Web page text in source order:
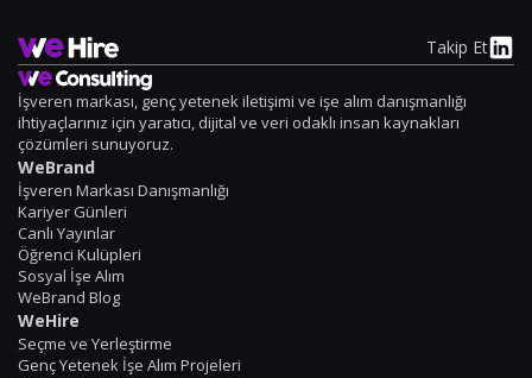
Takip Et
İşveren markası, genç yetenek iletişimi ve işe alım danışmanlığı
ihtiyaçlarınız için yaratıcı, dijital ve veri odaklı insan kaynakları
çözümleri sunuyoruz.
WeBrand
İşveren Markası Danışmanlığı
Kariyer Günleri
Canlı Yayınlar
Öğrenci Kulüpleri
Sosyal İşe Alım
WeBrand Blog
WeHire
Seçme ve Yerleştirme
Genç Yetenek İşe Alım Projeleri